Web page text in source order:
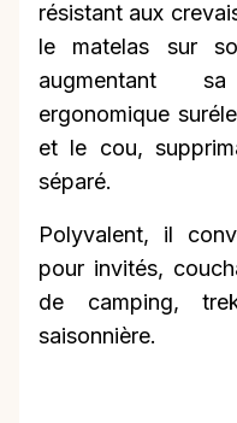
résistant aux
le matelas sur
augmentant
ergonomique
et le cou,
séparé.
Polyvalent, il
pour invités,
de camping,
saisonnière.